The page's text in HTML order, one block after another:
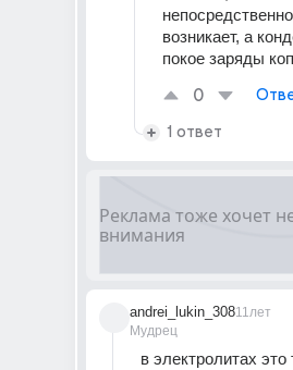
возникает, а
покое заряды
0
1 ответ
andrei_lukin_308
Мудрец
11лет
в электролитах это